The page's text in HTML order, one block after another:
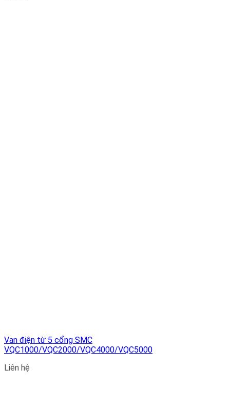
Van điện từ 5 cổng SMC
VQC1000/VQC2000/VQC4000/VQC5000
Liên hệ